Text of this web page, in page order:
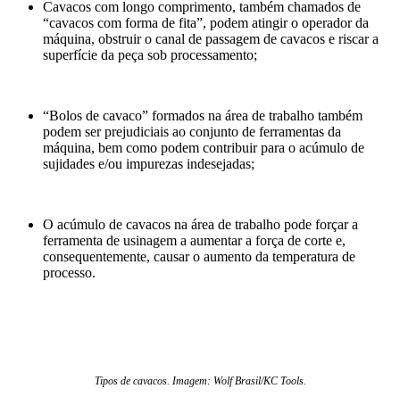
Cavacos com longo comprimento, também chamados de
“cavacos com forma de fita”, podem atingir o operador da
máquina, obstruir o canal de passagem de cavacos e riscar a
superfície da peça sob processamento;
“Bolos de cavaco” formados na área de trabalho também
podem ser prejudiciais ao conjunto de ferramentas da
máquina, bem como podem contribuir para o acúmulo de
sujidades e/ou impurezas indesejadas;
O acúmulo de cavacos na área de trabalho pode forçar a
ferramenta de usinagem a aumentar a força de corte e,
consequentemente, causar o aumento da temperatura de
processo.
Tipos de cavacos. Imagem: Wolf Brasil/KC Tools.